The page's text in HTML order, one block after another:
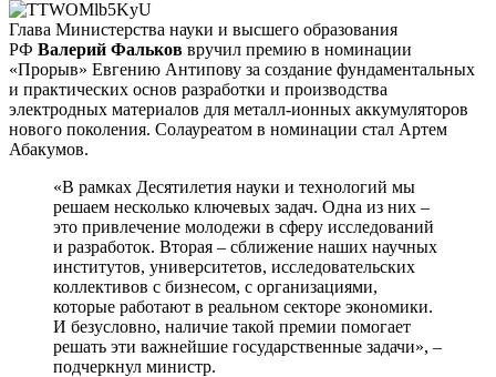
Глава Министерства науки и высшего образования
РФ Валерий Фальков вручил премию в номинации
«Прорыв» Евгению Антипову за создание фундаментальных
и практических основ разработки и производства
электродных материалов для металл-ионных аккумуляторов
нового поколения. Солауреатом в номинации стал Артем
Абакумов.
«В рамках Десятилетия науки и технологий мы
решаем несколько ключевых задач. Одна из них –
это привлечение молодежи в сферу исследований
и разработок. Вторая – сближение наших научных
институтов, университетов, исследовательских
коллективов с бизнесом, с организациями,
которые работают в реальном секторе экономики.
И безусловно, наличие такой премии помогает
решать эти важнейшие государственные задачи», –
подчеркнул министр.